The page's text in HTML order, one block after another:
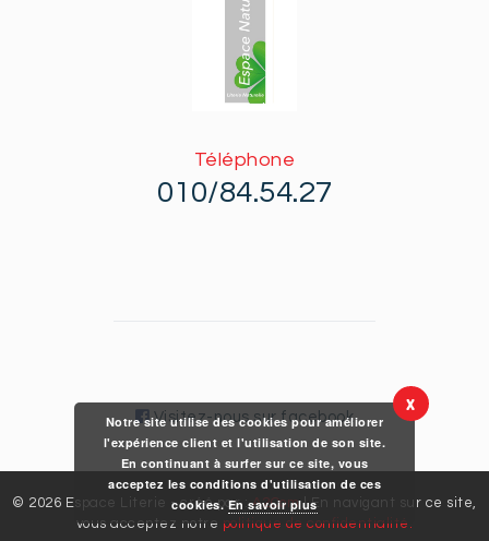
Téléphone
010/84.54.27
Visitez-nous sur facebook
© 2026 Espace Literie - créé par :A2Com| En navigant sur ce site,
vous acceptez notre politique de confidentialité.
Notre site utilise des cookies pour améliorer
l'expérience client et l'utilisation de son site.
En continuant à surfer sur ce site, vous
acceptez les conditions d'utilisation de ces
cookies.En savoir plus
X